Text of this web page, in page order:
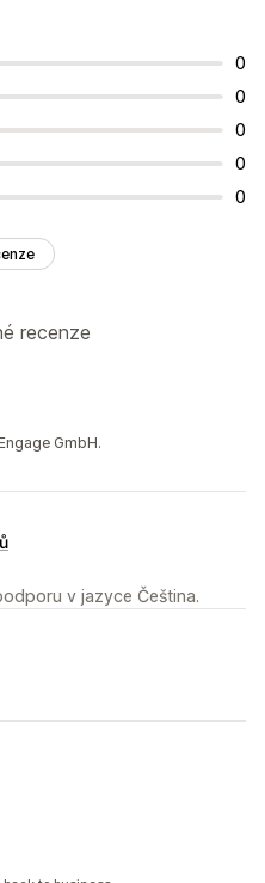
0
0
0
0
0
recenze
GmbH.
v jazyce Čeština.